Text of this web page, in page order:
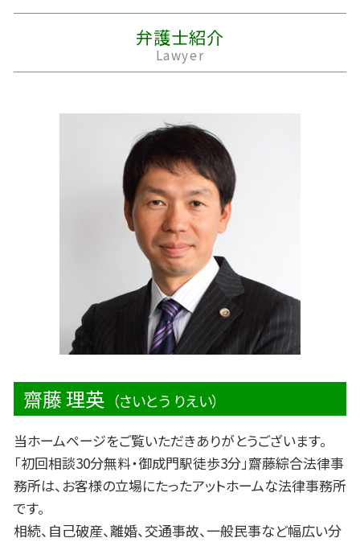
成年後見制度 デメリット
キャッシング ブラック
過払い金請求 条件
個人再生 流れ
キャッシング 返済
離婚 養育費
離婚 裁判費用
離婚 原因
交差点 事故 過失割合
後遺障害等級申請 事前認定
人身事故 行政処分
事故 示談書
事故 示談金
バイク事故 死亡
自動運転 死亡事故
後遺障害 等級
交通事故 過失割合
家事事件 法律事務所
不動産 管理 法律問題
労働問題 法律事務所
過払い請求 法律事務所
契約 法律問題
法律問題 被害
契約書 法律問題
不動産 売買 トラブル
誹謗中傷 法律
経営者 法律問題
親子関係 法律問題
契約書 トラブル 法律問題
弁護士紹介
Lawyer
齋藤 理英 （さいとう りえい）
当ホームページをご覧いただきありがとうございます。
「初回相談30分無料・御成門駅徒歩3分」齋藤綜合法律事
務所は、お客様の立場にたったアットホームな法律事務所
です。
相続、自己破産、離婚、交通事故、一般民事など幅広い分